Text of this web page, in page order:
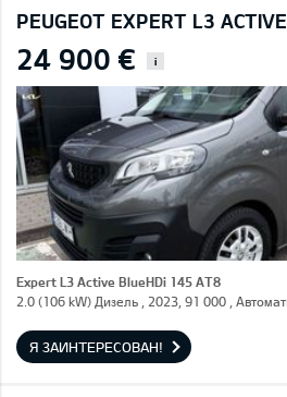
PEUGEOT EXPERT L3
24 900 € i
Expert L3 Active BlueHDi 145 AT8
2.0 (106 kW) Дизель , 2023, 91 000 ,
Я ЗАИНТЕРЕСОВАН!